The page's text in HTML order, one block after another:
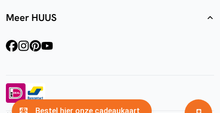
Meer HUUS
facebookinstagram
pinterest
youtube